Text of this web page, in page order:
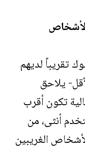
تقريباً لديهم
يلاحق
تكون أقرب
أنثى، من
الغريبين